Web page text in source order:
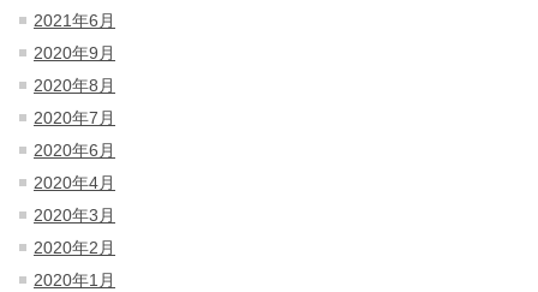
2021年6月
2020年9月
2020年8月
2020年7月
2020年6月
2020年4月
2020年3月
2020年2月
2020年1月